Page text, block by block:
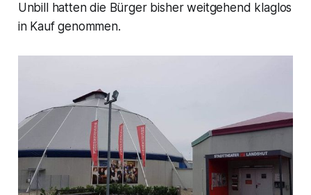
Unbill hatten die Bürger bisher weitgehend klaglos
in Kauf genommen.